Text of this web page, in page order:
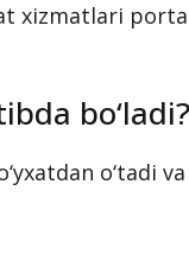
xizmatlari
bo‘ladi?
o‘tadi